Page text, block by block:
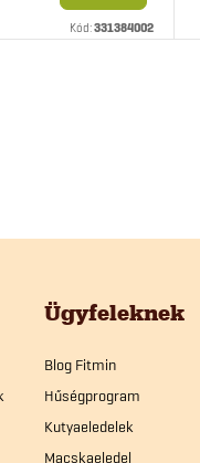
Kód:331384002
Ügyfeleknek
Blog Fitmin
Hűségprogram
Kutyaeledelek
Macskaeledel